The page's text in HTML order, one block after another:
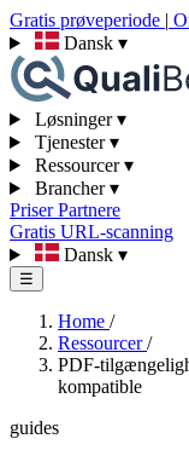
Gratis prøveperiode |
Dansk ▾
Løsninger▾
Tjenester▾
Ressourcer▾
Brancher▾
PriserPartnere
Gratis URL-scanning
Dansk ▾
☰
Home /
Ressourcer/
PDF-
kompatible
guides